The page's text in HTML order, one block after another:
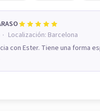
· Localización: Barcelona
con Ester. Tiene una forma